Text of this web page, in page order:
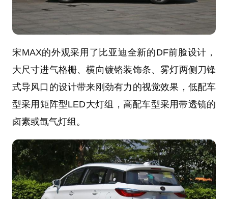
宋MAX的外观采用了比亚迪全新的DF前脸设计，
大尺寸进气格栅、横向镀铬装饰条、雾灯两侧刀锋
式导风口的设计带来刚劲有力的视觉效果，低配车
型采用矩阵型LED大灯组，高配车型采用带透镜的
卤素或氙气灯组。